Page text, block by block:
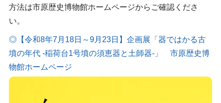
方法は市原歴史博物館ホームページからご確認くださ
い。
◎【令和8年7月18日～9月23日】企画展「器ではかる古
墳の年代 -稲荷台1号墳の須恵器と土師器-」 市原歴史博
物館ホームページ